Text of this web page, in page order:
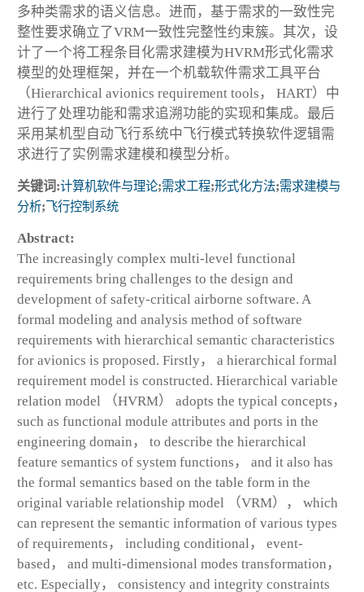
多种类需求的语义信息。进而，基于需求的一致性完
整性要求确立了VRM一致性完整性约束簇。其次，设
计了一个将工程条目化需求建模为HVRM形式化需求
模型的处理框架，并在一个机载软件需求工具平台
（Hierarchical avionics requirement tools， HART）中
进行了处理功能和需求追溯功能的实现和集成。最后
采用某机型自动飞行系统中飞行模式转换软件逻辑需
求进行了实例需求建模和模型分析。
关键词:计算机软件与理论;需求工程;形式化方法;需求建模与
分析;飞行控制系统
Abstract:
The increasingly complex multi-level functional
requirements bring challenges to the design and
development of safety-critical airborne software. A
formal modeling and analysis method of software
requirements with hierarchical semantic characteristics
for avionics is proposed. Firstly， a hierarchical formal
requirement model is constructed. Hierarchical variable
relation model （HVRM） adopts the typical concepts，
such as functional module attributes and ports in the
engineering domain， to describe the hierarchical
feature semantics of system functions， and it also has
the formal semantics based on the table form in the
original variable relationship model （VRM）， which
can represent the semantic information of various types
of requirements， including conditional， event-
based， and multi-dimensional modes transformation，
etc. Especially， consistency and integrity constraints